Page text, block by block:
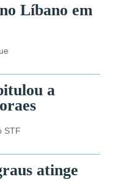
Líbano em
a
STF
atinge